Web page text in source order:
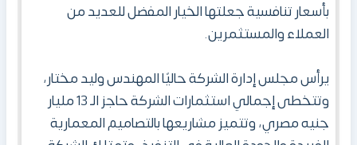
بأسعار تنافسية جعلتها الخيار المفضل للعديد من
العملاء والمستثمرين.
يرأس مجلس إدارة الشركة حاليًا المهندس وليد مختار،
وتتخطى إجمالي استثمارات الشركة حاجز الـ 13 مليار
جنيه مصري، وتتميز مشاريعها بالتصاميم المعمارية